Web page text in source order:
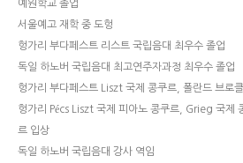
예원학교 졸업
서울예고 재학 중 도헝
헝가리 부다페스트 리스트 국립음대 최우수 졸업
독일 하노버 국립음대 최고연주자과정 최우수 졸업
헝가리 부다페스트 Liszt 국제 콩쿠르, 폴란드 브로
헝가리 Pécs Liszt 국제 피아노 콩쿠르, Grieg 국제
르 입상
독일 하노버 국립음대 강사 역임